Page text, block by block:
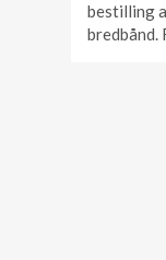
bestilling
bredbånd.